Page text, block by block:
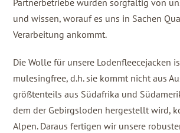
Partnerbetriebe wurden sorgfältig von
und wissen, worauf es uns in Sachen
Verarbeitung ankommt.
Die Wolle für unsere Lodenfleecejacken
mulesingfree, d.h. sie kommt nicht aus
größtenteils aus Südafrika und
dem der Gebirgsloden hergestellt wird,
Alpen. Daraus fertigen wir unsere